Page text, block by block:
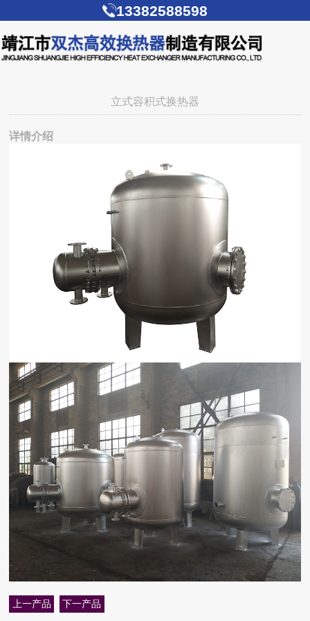
13382588598
立式容积式换热器
详情介绍
上一产品 下一产品